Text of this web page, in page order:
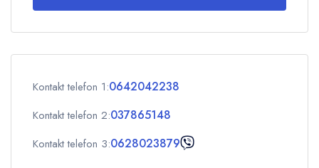
Odrasli 1
Deca 0
Kontakt telefon 1:0642042238
Kontakt telefon 2:037865148
Kontakt telefon 3:0628023879